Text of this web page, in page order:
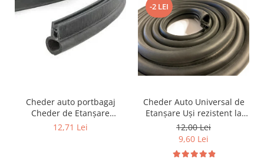
Cheder auto portbagaj
Cheder de Etanșare
Profesional din Cauciuc -
12,71 Lei
-2 LEI
Cheder Auto Universal de
Etanșare Uși rezistent la
intemperii, raze UV,
îmbătrânire și temperaturi
extreme
12,00 Lei
9,60 Lei